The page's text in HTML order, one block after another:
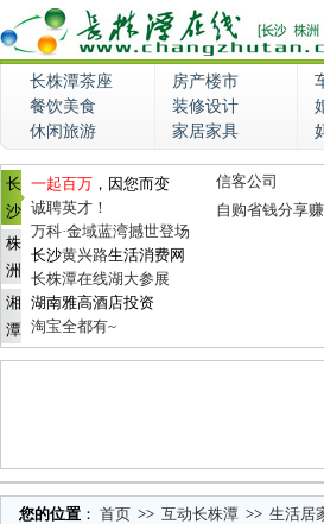
长株潭茶座 房产楼市
餐饮美食
装修设计
休闲旅游
家居家具
长
沙
株
洲
湘
潭
一起百万 ，因您而变
诚聘英才！
万科·金域蓝湾撼世登场
长沙黄兴路生活消费网
长株潭在线湖大参展
湖南雅高酒店投资
淘宝全都有~
信客公司
自购省钱分享赚
您的位置 ： 首页 >> 互动长株潭 >> 生活居